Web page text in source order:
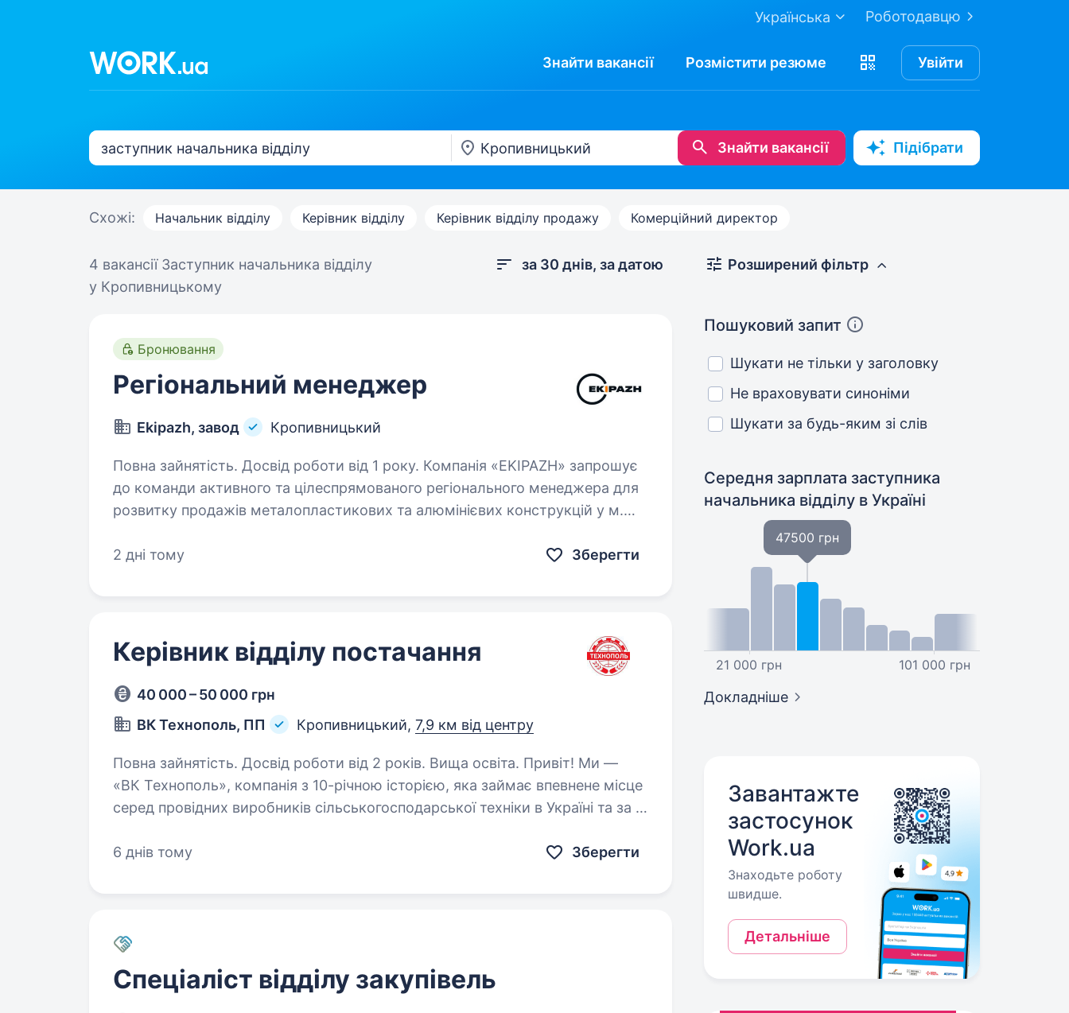
Роботодавцю
Українська
Знайти вакансії Розмістити резюме Увійти
Знайти вакансії Підібрати
Схожі: Начальник відділу Керівник відділу Керівник відділу продажу Комерційний директор
4 вакансії Заступник начальника відділу
у Кропивницькому
за 30 днів, за датою
Бронювання
Регіональний менеджер
Ekipazh, завод Кропивницький
Повна зайнятість. Досвід роботи від 1 року. Компанія «EKIPAZH» запрошує
до команди активного та цілеспрямованого регіонального менеджера для
розвитку продажів металопластикових та алюмінієвих конструкцій у м.
2 дні тому
Зберегти
Керівник відділу постачання
40 000 – 50 000 грн
ВК Технополь, ПП
Кропивницький, 7,9 км від центру
Повна зайнятість. Досвід роботи від 2 років. Вища освіта. Привіт! Ми —
«ВК Технополь», компанія з 10-річною історією, яка займає впевнене місце
серед провідних виробників сільськогосподарської техніки в Україні та за її
6 днів тому
Зберегти
Спеціаліст відділу закупівель
Розширений фільтр
Пошуковий запит
Шукати не тільки у заголовку
Не враховувати синоніми
Шукати за будь-яким зі слів
Середня зарплата заступника
начальника відділу в Україні
21 000 грн
47500 грн
101 000 грн
Докладніше
Завантажте
застосунок
Work.ua
Знаходьте роботу
швидше.
Детальніше